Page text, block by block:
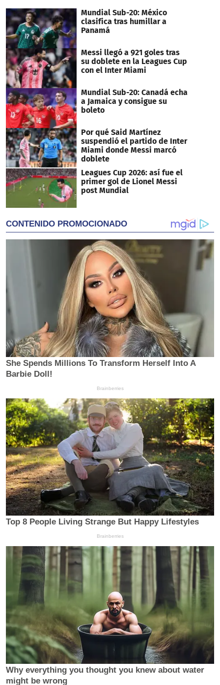
19
seconds
Mundial Sub-20: México
clasifica tras humillar a
Panamá
Messi llegó a 921 goles tras
su doblete en la Leagues Cup
con el Inter Miami
Mundial Sub-20: Canadá echa
a Jamaica y consigue su
boleto
Por qué Said Martínez
suspendió el partido de Inter
Miami donde Messi marcó
doblete
Leagues Cup 2026: así fue el
primer gol de Lionel Messi
post Mundial